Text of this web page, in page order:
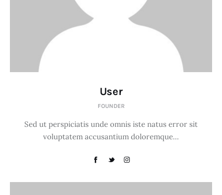
FOUNDER
User
Sed ut perspiciatis unde omnis iste natus error sit
voluptatem accusantium doloremque…